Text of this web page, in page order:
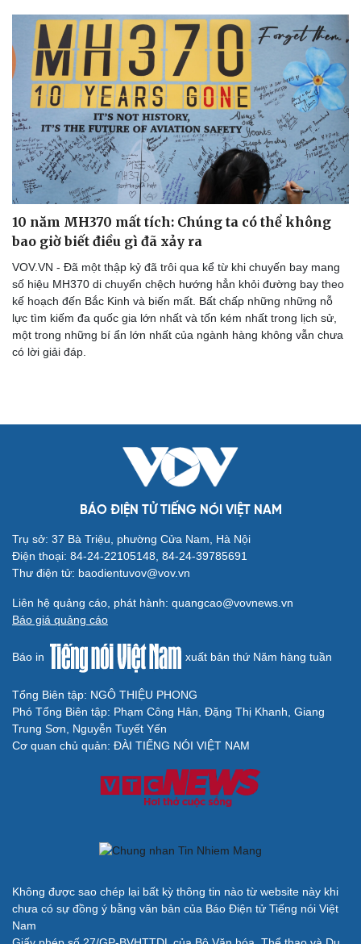
Kể chuyện cho bé
Hạt giống tâm hồn
10 năm MH370 mất tích: Chúng ta có thể không
bao giờ biết điều gì đã xảy ra
VOV.VN - Đã một thập kỷ đã trôi qua kể từ khi chuyến bay mang
số hiệu MH370 di chuyển chệch hướng hẳn khỏi đường bay theo
kế hoạch đến Bắc Kinh và biến mất. Bất chấp những những nỗ
lực tìm kiếm đa quốc gia lớn nhất và tốn kém nhất trong lịch sử,
một trong những bí ẩn lớn nhất của ngành hàng không vẫn chưa
có lời giải đáp.
BÁO ĐIỆN TỬ TIẾNG NÓI VIỆT NAM
Trụ sở: 37 Bà Triệu, phường Cửa Nam, Hà Nội
Điện thoại: 84-24-22105148, 84-24-39785691
Thư điện tử: baodientuvov@vov.vn
Liên hệ quảng cáo, phát hành: quangcao@vovnews.vn
Báo giá quảng cáo
Báo in xuất bản thứ Năm hàng tuần
Tổng Biên tập: NGÔ THIỆU PHONG
Phó Tổng Biên tập: Phạm Công Hân, Đặng Thị Khanh, Giang
Trung Sơn, Nguyễn Tuyết Yến
Cơ quan chủ quản: ĐÀI TIẾNG NÓI VIỆT NAM
Không được sao chép lại bất kỳ thông tin nào từ website này khi
chưa có sự đồng ý bằng văn bản của Báo Điện tử Tiếng nói Việt
Nam